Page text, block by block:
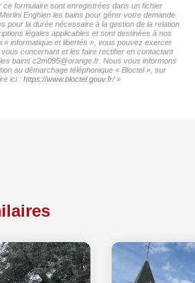
formulaire sont enregistrées dans un fichier
Enghien les bains pour gérer votre demande
pour la durée nécessaire à la gestion de la relation
légales applicables et sont destinées à nos
« informatique et libertés », vous pouvez exercer
concernant et les faire rectifier en contactant
bains c2m095@orange.fr. Nous vous informons
au démarchage téléphonique « Bloctel », sur
ici : https://www.bloctel.gouv.fr/»